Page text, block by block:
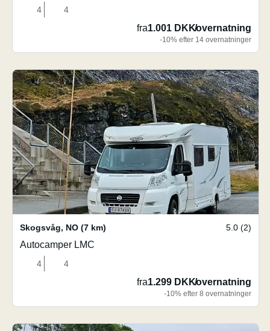
4 4
fra1.001 DKK/overnatning
-10% efter 14 overnatninger
Skogsvåg, NO (7 km) 5.0 (2)
Autocamper LMC
4 4
fra1.299 DKK/overnatning
-10% efter 8 overnatninger